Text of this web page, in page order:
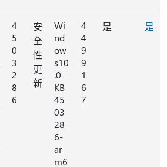
4
5
0
3
2
8
6
安
全
性
更
新
Wi
nd
ow
s10
.0-
KB
45
03
28
6-
ar
m6
4
4
9
9
1
6
7
是 是